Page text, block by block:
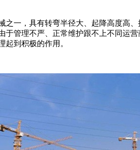
一，具有转弯半径大、起降高度高、
管理不严、正常维护跟不上不同运
到积极的作用。